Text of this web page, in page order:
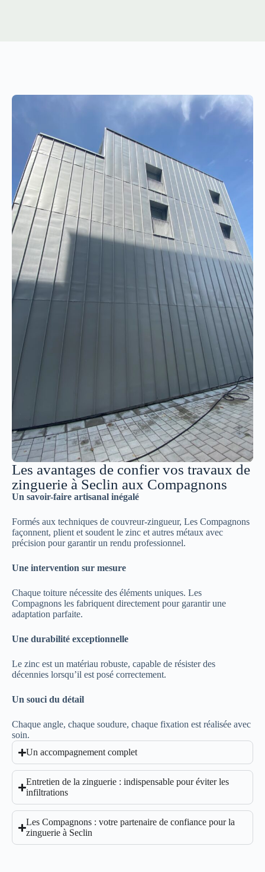
Les avantages de confier vos travaux de
zinguerie à Seclin aux Compagnons
Un savoir-faire artisanal inégalé
Formés aux techniques de couvreur-zingueur, Les Compagnons
façonnent, plient et soudent le zinc et autres métaux avec
précision pour garantir un rendu professionnel.
Une intervention sur mesure
Chaque toiture nécessite des éléments uniques. Les
Compagnons les fabriquent directement pour garantir une
adaptation parfaite.
Une durabilité exceptionnelle
Le zinc est un matériau robuste, capable de résister des
décennies lorsqu’il est posé correctement.
Un souci du détail
Chaque angle, chaque soudure, chaque fixation est réalisée avec
soin.
Un accompagnement complet
Entretien de la zinguerie : indispensable pour éviter les
infiltrations
Les Compagnons : votre partenaire de confiance pour la
zinguerie à Seclin